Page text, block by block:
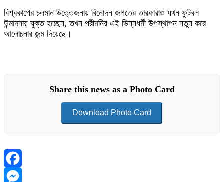
বিশ্বকাপের চলমান উত্তেজনায় বিনোদন জগতের তারকারাও যখন ফুটবল
উন্মাদনায় যুক্ত হচ্ছেন, তখন পরীমনির এই ভিন্নধর্মী উপস্থাপন নতুন করে
আলোচনার জন্ম দিয়েছে।
Share this news as a Photo Card
Download Photo Card
Facebook